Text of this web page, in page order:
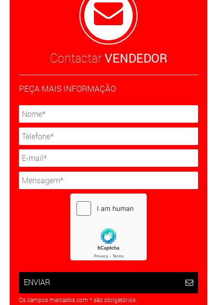
ContactarVENDEDOR
PEÇA MAIS INFORMAÇÃO
ENVIAR
Os campos marcados com * são obrigatórios.